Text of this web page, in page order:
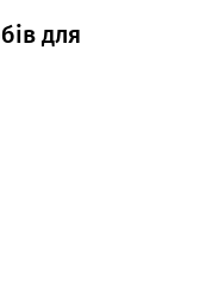
для